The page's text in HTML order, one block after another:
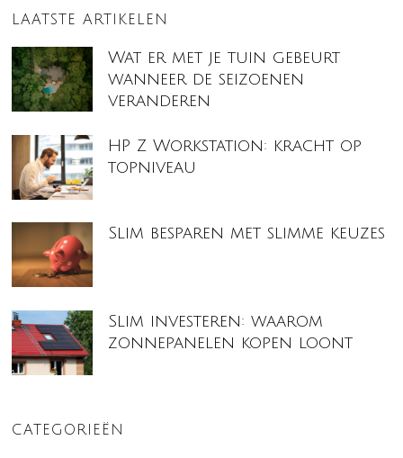
LAATSTE ARTIKELEN
Wat er met je tuin gebeurt
wanneer de seizoenen
veranderen
HP Z Workstation: kracht op
topniveau
Slim besparen met slimme keuzes
Slim investeren: waarom
zonnepanelen kopen loont
CATEGORIEËN